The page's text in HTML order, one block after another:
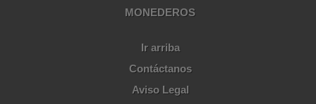
MONEDEROS
Ir arriba
Contáctanos
Aviso Legal